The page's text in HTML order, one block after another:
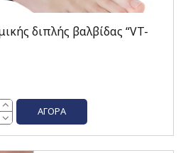
διπλής βαλβίδας “VT-
ΑΓΟΡΆ